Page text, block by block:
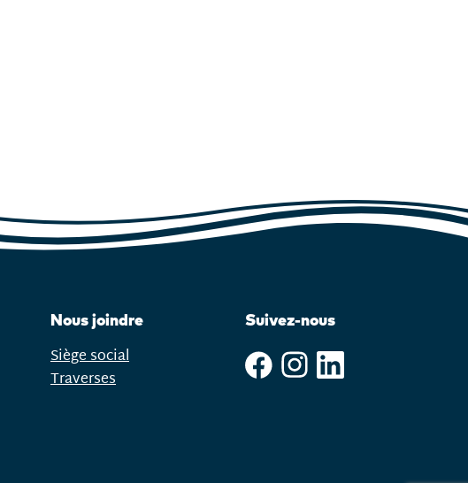
Nous joindre
Siège social
Traverses
Suivez-nous